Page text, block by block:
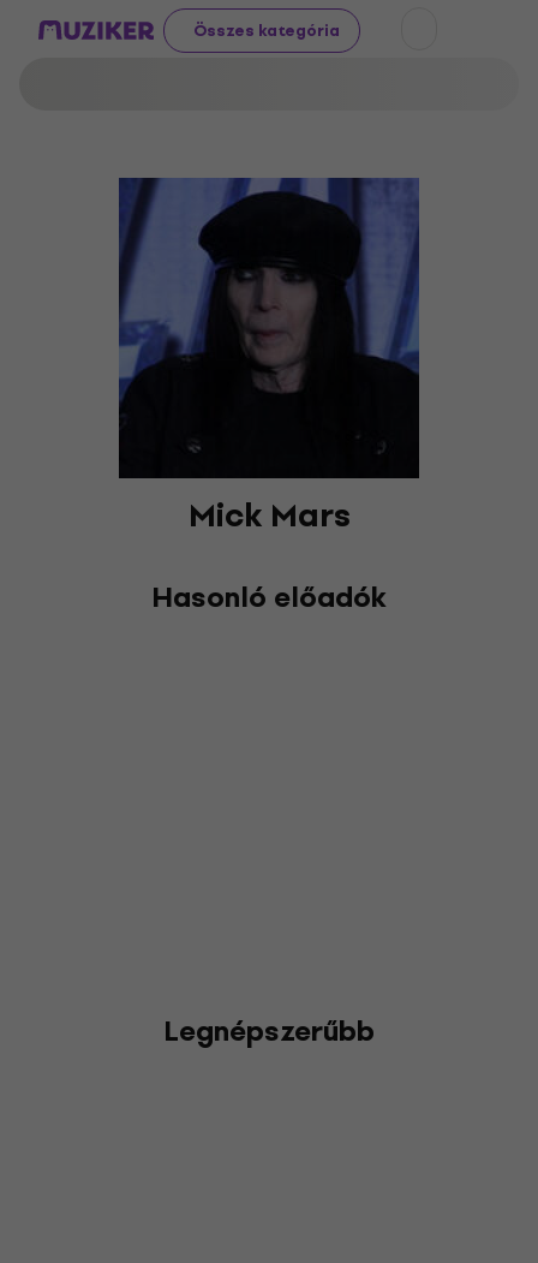
Összes kategória
Mick Mars
Hasonló előadók
Legnépszerűbb